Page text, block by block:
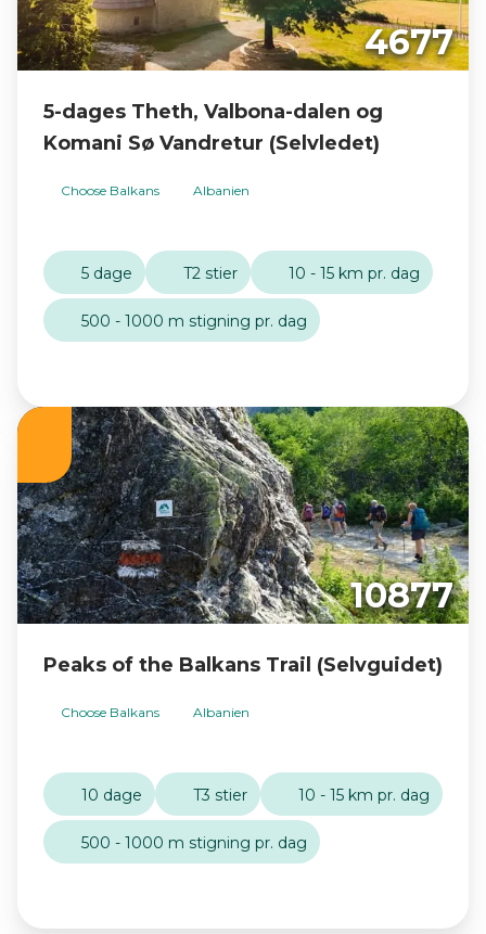
4677
5-dages Theth, Valbona-dalen og
Komani Sø Vandretur (Selvledet)
Choose Balkans Albanien
5 dage T2 stier 10 - 15 km pr. dag
500 - 1000 m stigning pr. dag
10877
Peaks of the Balkans Trail (Selvguidet)
Choose Balkans Albanien
10 dage T3 stier 10 - 15 km pr. dag
500 - 1000 m stigning pr. dag